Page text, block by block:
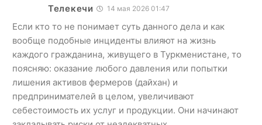
Телекечи 14 мая 2026 01:47
Если кто то не понимает суть данного дела и как
вообще подобные инциденты влияют на жизнь
каждого гражданина, живущего в Туркменистане, то
поясняю: оказание любого давления или попытки
лишения активов фермеров (дайхан) и
предпринимателей в целом, увеличивают
себестоимость их услуг и продукции. Они начинают